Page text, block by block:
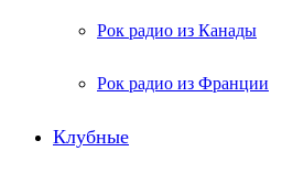
Рок радио из Канады
Рок радио из Франции
Клубные